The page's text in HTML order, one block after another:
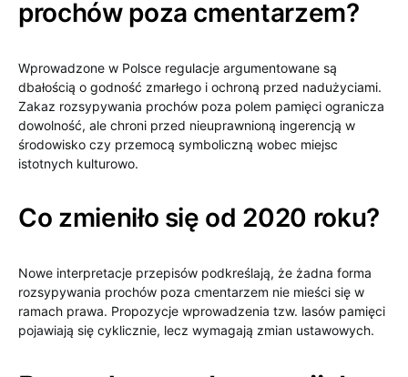
prochów poza cmentarzem?
Wprowadzone w Polsce regulacje argumentowane są
dbałością o godność zmarłego i ochroną przed nadużyciami.
Zakaz rozsypywania prochów poza polem pamięci ogranicza
dowolność, ale chroni przed nieuprawnioną ingerencją w
środowisko czy przemocą symboliczną wobec miejsc
istotnych kulturowo.
Co zmieniło się od 2020 roku?
Nowe interpretacje przepisów podkreślają, że żadna forma
rozsypywania prochów poza cmentarzem nie mieści się w
ramach prawa. Propozycje wprowadzenia tzw. lasów pamięci
pojawiają się cyklicznie, lecz wymagają zmian ustawowych.